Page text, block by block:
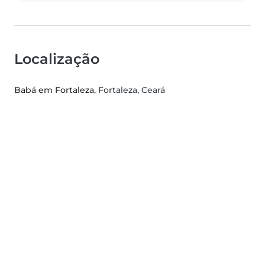
Localização
Babá em Fortaleza, Fortaleza, Ceará